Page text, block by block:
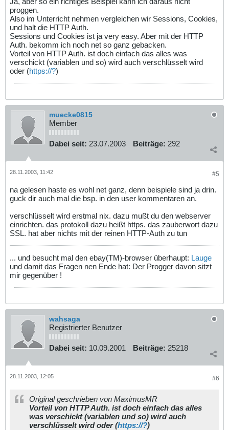
proggen.
Also im Unterricht nehmen vergleichen wir Sessions, Cookies,
und halt die HTTP Auth.
Sessions und Cookies ist ja very easy. Aber mit der HTTP
Auth. bekomm ich noch net so ganz gebacken.
Vorteil von HTTP Auth. ist doch einfach das alles was
verschickt (variablen und so) wird auch verschlüsselt wird
oder (https://?)
muecke0815
Member
Dabei seit: 23.07.2003 Beiträge: 292
#5
28.11.2003, 11:42
na gelesen haste es wohl net ganz, denn beispiele sind ja drin.
guck dir auch mal die bsp. in den user kommentaren an.
verschlüsselt wird erstmal nix. dazu mußt du den webserver
einrichten. das protokoll dazu heißt https. das zauberwort dazu
SSL. hat aber nichts mit der reinen HTTP-Auth zu tun
... und besucht mal den ebay(TM)-browser überhaupt: Lauge
und damit das Fragen nen Ende hat: Der Progger davon sitzt
mir gegenüber !
wahsaga
Registrierter Benutzer
Dabei seit: 10.09.2001 Beiträge: 25218
#6
28.11.2003, 12:05
Original geschrieben von MaximusMR
Vorteil von HTTP Auth. ist doch einfach das alles
was verschickt (variablen und so) wird auch
verschlüsselt wird oder (https://?)